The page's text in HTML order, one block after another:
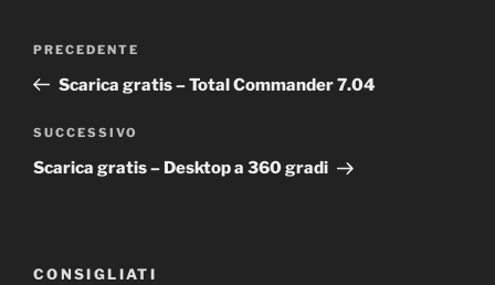
Navigazione
Articolo
precedente:
PRECEDENTE
Scarica gratis – Total Commander 7.04
Articolo
successivo
SUCCESSIVO
Scarica gratis – Desktop a 360 gradi
CONSIGLIATI